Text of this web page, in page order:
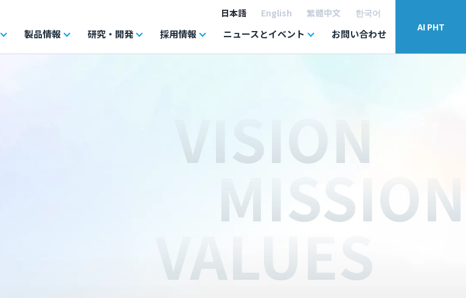
日本語 English 繁體中文 한국어
製品情報 研究・開発 採用情報 ニュースとイベント お問い合わせ
AI PHT
VISION
MISSION
VALUES